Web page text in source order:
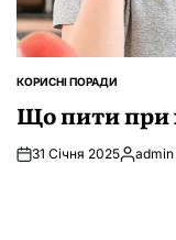
ОПУБЛІКУВАТИ
КОРИСНІ ПОРАДИ
Що пити при
31 Січня 2025 admin